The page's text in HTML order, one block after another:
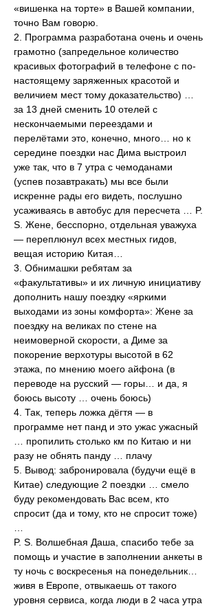
«вишенка на торте» в Вашей компании,
точно Вам говорю.
2. Программа разработана очень и очень
грамотно (запредельное количество
красивых фотографий в телефоне с по-
настоящему заряженных красотой и
величием мест тому доказательство) …
за 13 дней сменить 10 отелей с
нескончаемыми переездами и
перелётами это, конечно, много… но к
середине поездки нас Дима выстроил
уже так, что в 7 утра с чемоданами
(успев позавтракать) мы все были
искренне рады его видеть, послушно
усаживаясь в автобус для пересчета … P.
S. Жене, бесспорно, отдельная уважуха
— переплюнул всех местных гидов,
вещая историю Китая…
3. Обнимашки ребятам за
«факультативы» и их личную инициативу
дополнить нашу поездку «яркими
выходами из зоны комфорта»: Жене за
поездку на великах по стене на
неимоверной скорости, а Диме за
покорение верхотуры высотой в 62
этажа, по мнению моего айфона (в
переводе на русский — горы… и да, я
боюсь высоту … очень боюсь)
4. Так, теперь ложка дёгтя — в
программе нет панд и это ужас ужасный
… пропилить столько км по Китаю и ни
разу не обнять панду … плачу
5. Вывод: забронировала (будучи ещё в
Китае) следующие 2 поездки … смело
буду рекомендовать Вас всем, кто
спросит (да и тому, кто не спросит тоже)
P. S. Волшебная Даша, спасибо тебе за
помощь и участие в заполнении анкеты в
ту ночь с воскресенья на понедельник…
живя в Европе, отвыкаешь от такого
уровня сервиса, когда люди в 2 часа утра